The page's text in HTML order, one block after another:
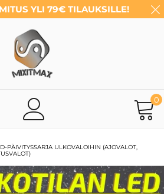
YLI 79€ TILAUKSILLE!
0
PÄIVITYSSARJA ULKOVALOIHIN (AJOVALOT,